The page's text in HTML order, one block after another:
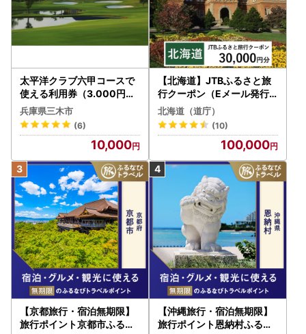
太平洋クラブ六甲コースで
使える利用券（3.000円分
）
兵庫県三木市
(6)
10,000
【北海道】JTBふるさと旅
行クーポン（Eメール発行
）30,000円分 旅行 トラベ
ル 宿泊 人気 おすすめ JTB
W030T
北海道（道庁）
(10)
100,000
【京都旅行・宿泊無期限】
旅行ポイント京都市ふるな
【沖縄旅行・宿泊無期限】
旅行ポイント恩納村ふるな